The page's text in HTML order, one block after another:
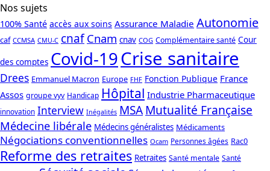
Nos sujets
100% Santé accès aux soins Assurance Maladie Autonomie
caf CCMSA CMU-C cnaf Cnam cnav COG Complémentaire santé Cour
des comptes Covid-19Crise sanitaire
Drees Emmanuel Macron Europe FHF Fonction Publique France
Assos groupe vyv Handicap Hôpital Industrie Pharmaceutique
innovation Interview Inégalités MSAMutualité Française
Médecine libérale Médecins généralistes Médicaments
Négociations conventionnelles Ocam Personnes âgées Rac0
Reforme des retraites Retraites Santé mentale Santé